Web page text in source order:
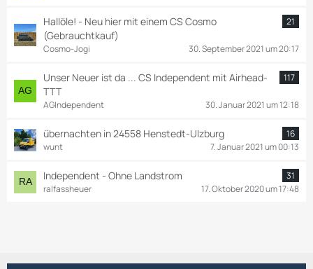
Hallöle! - Neu hier mit einem CS Cosmo
(Gebrauchtkauf)
21
Cosmo-Jogi 30. September 2021 um 20:17
Unser Neuer ist da ... CS Independent mit Airhead-
TTT
117
AGIndependent 30. Januar 2021 um 12:18
übernachten in 24558 Henstedt-Ulzburg
16
wunt
7. Januar 2021 um 00:13
Independent - Ohne Landstrom
31
ralfassheuer
17. Oktober 2020 um 17:48